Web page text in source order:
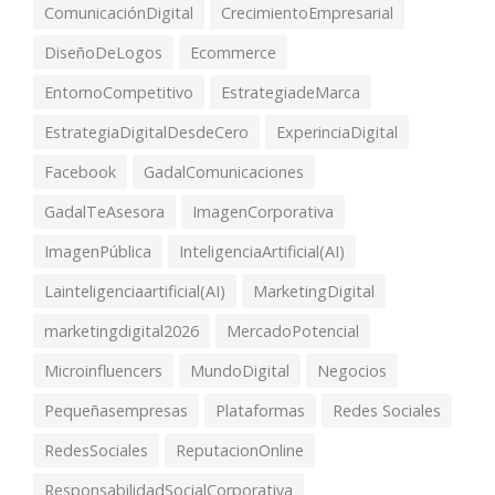
ComunicaciónDigital
CrecimientoEmpresarial
DiseñoDeLogos
Ecommerce
EntornoCompetitivo
EstrategiadeMarca
EstrategiaDigitalDesdeCero
ExperinciaDigital
Facebook
GadalComunicaciones
GadalTeAsesora
ImagenCorporativa
ImagenPública
InteligenciaArtificial(AI)
Lainteligenciaartificial(AI)
MarketingDigital
marketingdigital2026
MercadoPotencial
Microinfluencers
MundoDigital
Negocios
Pequeñasempresas
Plataformas
Redes Sociales
RedesSociales
ReputacionOnline
ResponsabilidadSocialCorporativa